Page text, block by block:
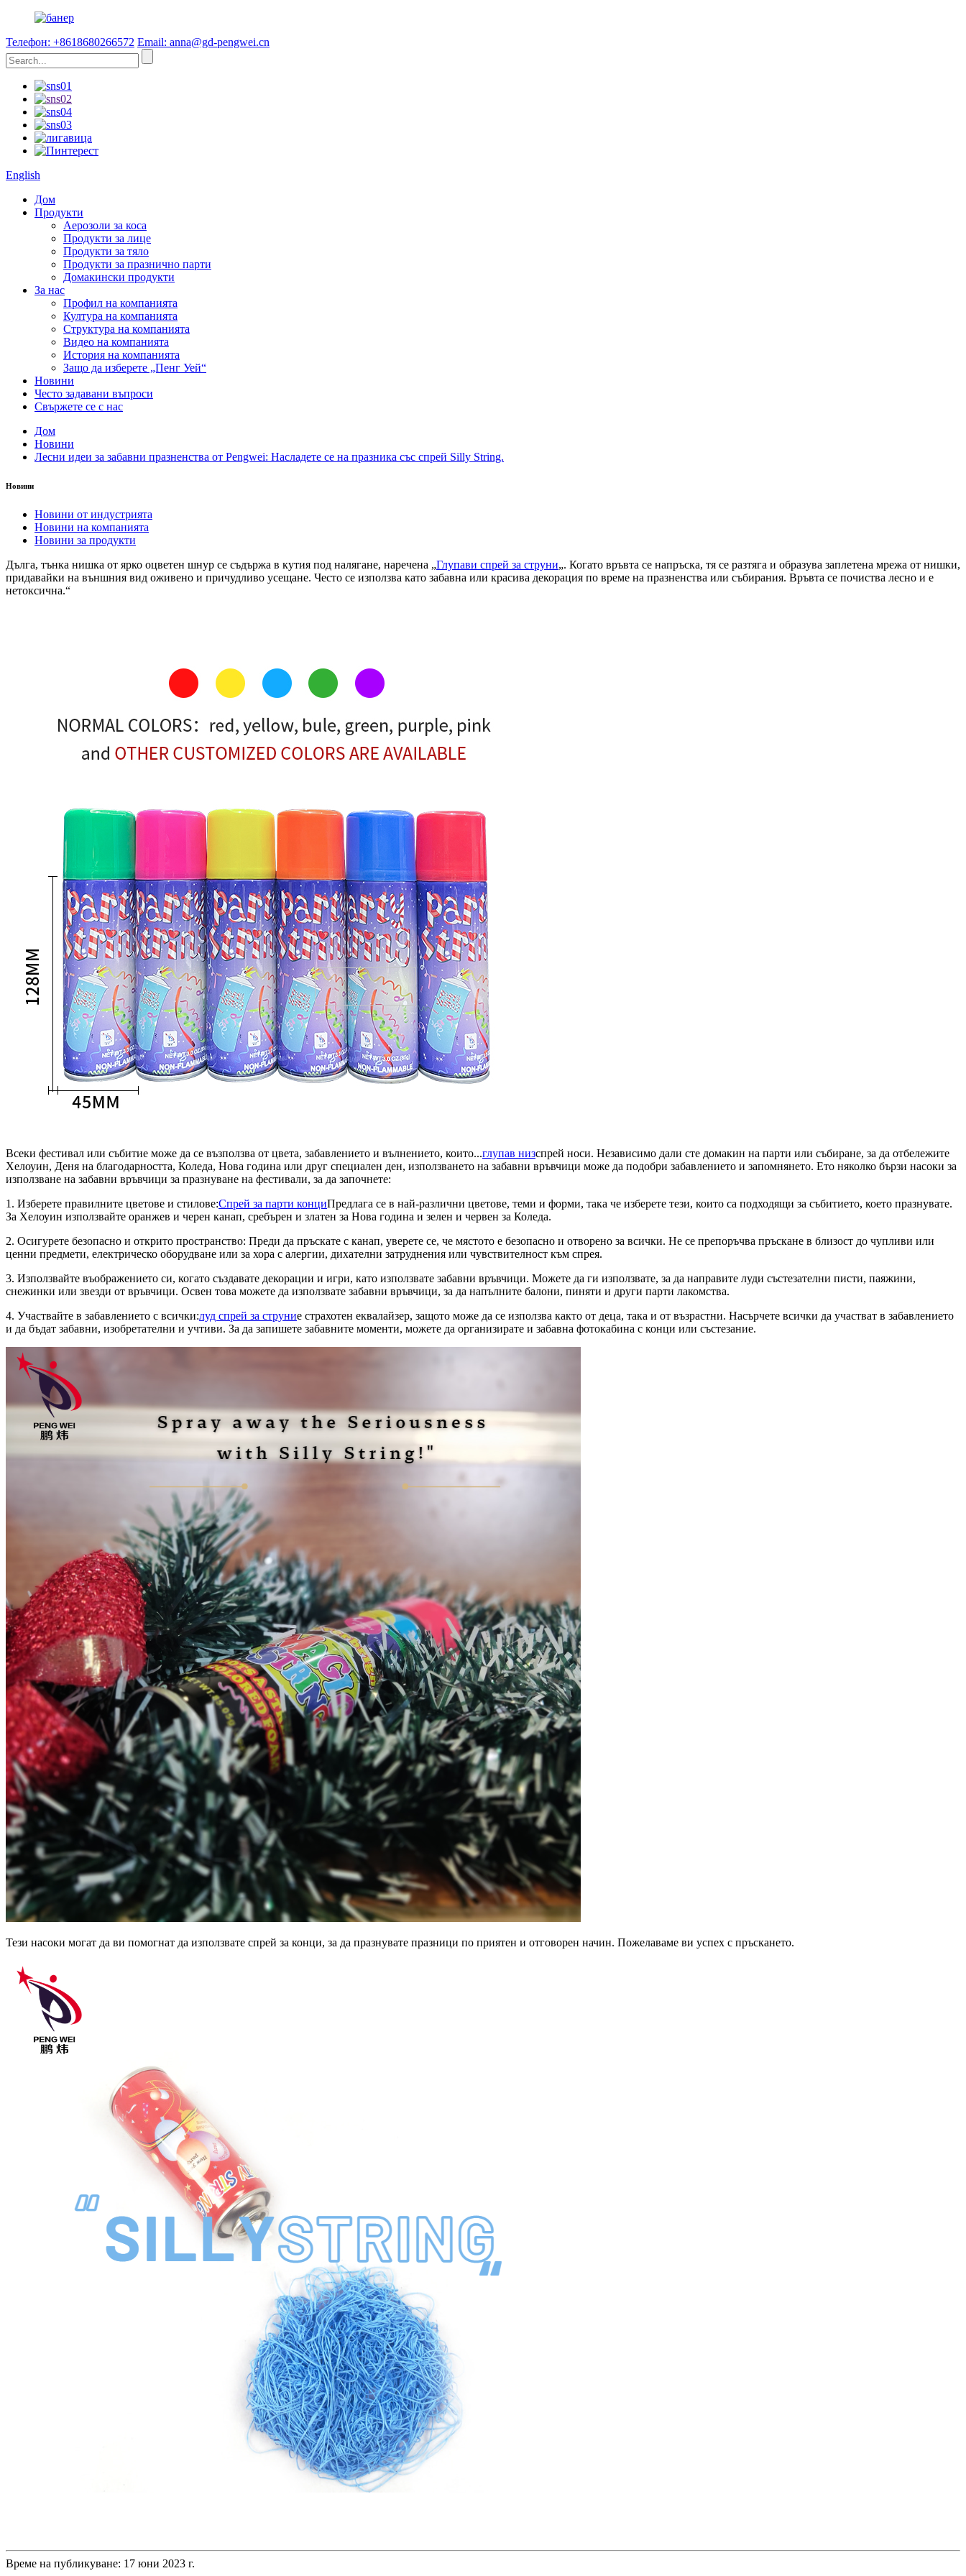
Телефон: +8618680266572 Email: anna@gd-pengwei.cn
English
Дом
Продукти
Аерозоли за коса
Продукти за лице
Продукти за тяло
Продукти за празнично парти
Домакински продукти
За нас
Профил на компанията
Култура на компанията
Структура на компанията
Видео на компанията
История на компанията
Защо да изберете „Пенг Уей“
Новини
Често задавани въпроси
Свържете се с нас
Дом
Новини
Лесни идеи за забавни празненства от Pengwei: Насладете се на празника със спрей Silly String.
Новини
Новини от индустрията
Новини на компанията
Новини за продукти
Дълга, тънка нишка от ярко оцветен шнур се съдържа в кутия под налягане, наречена „Глупави спрей за струни„. Когато връвта се напръска, тя се разтяга и образува заплетена мрежа от нишки,
придавайки на външния вид оживено и причудливо усещане. Често се използва като забавна или красива декорация по време на празненства или събирания. Връвта се почиства лесно и е
нетоксична.“
Всеки фестивал или събитие може да се възползва от цвета, забавлението и вълнението, които...глупав низспрей носи. Независимо дали сте домакин на парти или събиране, за да отбележите
Хелоуин, Деня на благодарността, Коледа, Нова година или друг специален ден, използването на забавни връвчици може да подобри забавлението и запомнянето. Ето няколко бързи насоки за
използване на забавни връвчици за празнуване на фестивали, за да започнете:
1. Изберете правилните цветове и стилове:Спрей за парти конциПредлага се в най-различни цветове, теми и форми, така че изберете тези, които са подходящи за събитието, което празнувате.
За Хелоуин използвайте оранжев и черен канап, сребърен и златен за Нова година и зелен и червен за Коледа.
2. Осигурете безопасно и открито пространство: Преди да пръскате с канап, уверете се, че мястото е безопасно и отворено за всички. Не се препоръчва пръскане в близост до чупливи или
ценни предмети, електрическо оборудване или за хора с алергии, дихателни затруднения или чувствителност към спрея.
3. Използвайте въображението си, когато създавате декорации и игри, като използвате забавни връвчици. Можете да ги използвате, за да направите луди състезателни писти, паяжини,
снежинки или звезди от връвчици. Освен това можете да използвате забавни връвчици, за да напълните балони, пиняти и други парти лакомства.
4. Участвайте в забавлението с всички:луд спрей за струние страхотен еквалайзер, защото може да се използва както от деца, така и от възрастни. Насърчете всички да участват в забавлението
и да бъдат забавни, изобретателни и учтиви. За да запишете забавните моменти, можете да организирате и забавна фотокабина с конци или състезание.
Тези насоки могат да ви помогнат да използвате спрей за конци, за да празнувате празници по приятен и отговорен начин. Пожелаваме ви успех с пръскането.
Време на публикуване: 17 юни 2023 г.